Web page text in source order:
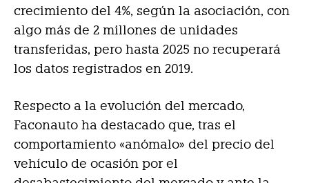
crecimiento del 4%, según la asociación, con
algo más de 2 millones de unidades
transferidas, pero hasta 2025 no recuperará
los datos registrados en 2019.
Respecto a la evolución del mercado,
Faconauto ha destacado que, tras el
comportamiento «anómalo» del precio del
vehículo de ocasión por el